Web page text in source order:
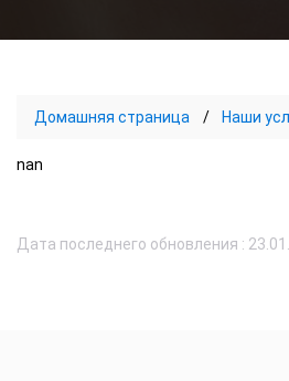
Домашняя страница Наши
nan
Дата последнего обновления :